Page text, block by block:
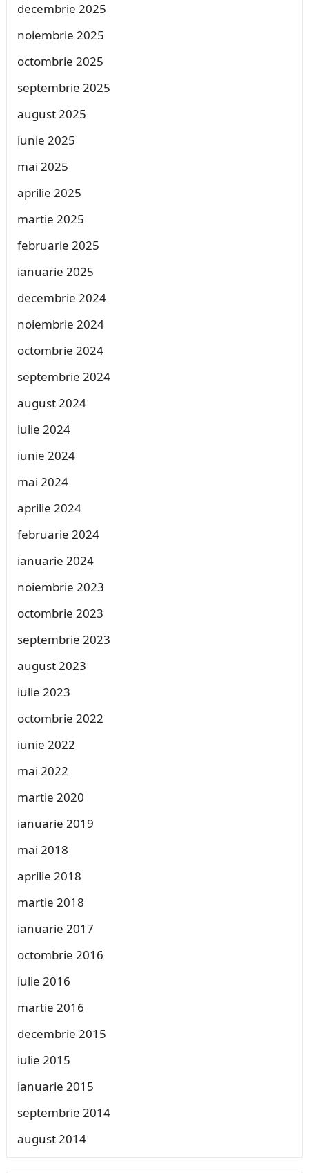
decembrie 2025
noiembrie 2025
octombrie 2025
septembrie 2025
august 2025
iunie 2025
mai 2025
aprilie 2025
martie 2025
februarie 2025
ianuarie 2025
decembrie 2024
noiembrie 2024
octombrie 2024
septembrie 2024
august 2024
iulie 2024
iunie 2024
mai 2024
aprilie 2024
februarie 2024
ianuarie 2024
noiembrie 2023
octombrie 2023
septembrie 2023
august 2023
iulie 2023
octombrie 2022
iunie 2022
mai 2022
martie 2020
ianuarie 2019
mai 2018
aprilie 2018
martie 2018
ianuarie 2017
octombrie 2016
iulie 2016
martie 2016
decembrie 2015
iulie 2015
ianuarie 2015
septembrie 2014
august 2014